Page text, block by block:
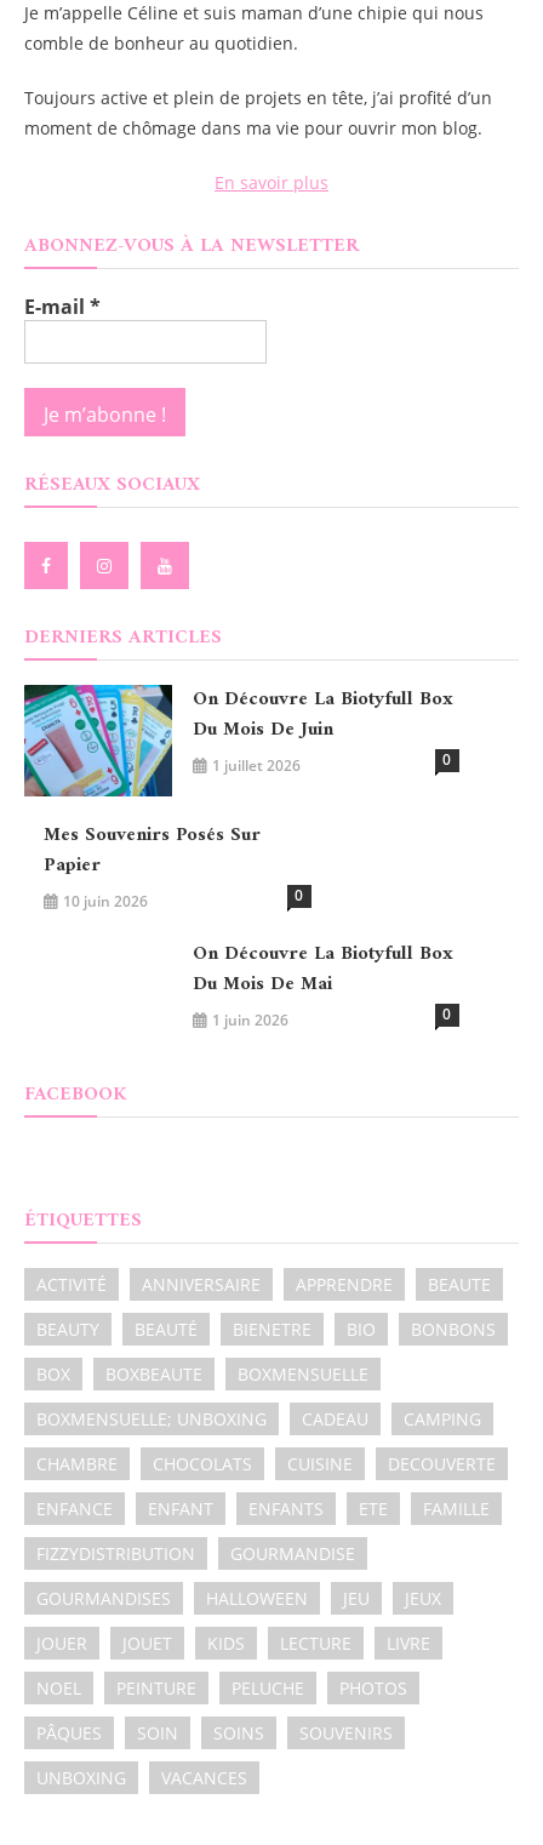
Je m’appelle Céline et suis maman d’une chipie qui nous
comble de bonheur au quotidien.
Toujours active et plein de projets en tête, j’ai profité d’un
moment de chômage dans ma vie pour ouvrir mon blog.
En savoir plus
ABONNEZ-VOUS À LA NEWSLETTER
E-mail *
RÉSEAUX SOCIAUX
DERNIERS ARTICLES
On Découvre La Biotyfull Box
Du Mois De Juin
1 juillet 2026 0
Mes Souvenirs Posés Sur
Papier
10 juin 2026 0
On Découvre La Biotyfull Box
Du Mois De Mai
1 juin 2026 0
FACEBOOK
ÉTIQUETTES
ACTIVITÉ ANNIVERSAIRE APPRENDRE
BEAUTE
BEAUTY
BEAUTÉ BIENETRE BIO
BONBONS
BOX
BOXBEAUTE
BOXMENSUELLE
BOXMENSUELLE; UNBOXING
CADEAU
CAMPING
CHAMBRE
CHOCOLATS CUISINE
DECOUVERTE
ENFANCE
ENFANT ENFANTS ETE
FAMILLE
FIZZYDISTRIBUTION
GOURMANDISE
GOURMANDISES
HALLOWEEN JEU
JEUX
JOUER
JOUET KIDS LECTURE
LIVRE
NOEL
PEINTURE PELUCHE
PHOTOS
PÂQUES
SOIN SOINS
SOUVENIRS
UNBOXING
VACANCES